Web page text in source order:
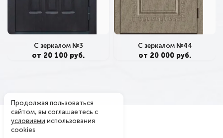
С зеркалом №3
от 20 100 руб.
С зеркалом №44
от 20 000 руб.
Продолжая пользоваться
сайтом, вы соглашаетесь с
условиями использования
cookies